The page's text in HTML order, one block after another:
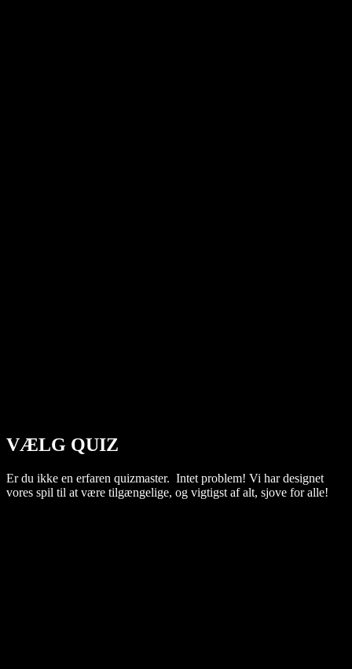
VÆLG QUIZ
Er du ikke en erfaren quizmaster. Intet problem! Vi har designet
vores spil til at være tilgængelige, og vigtigst af alt, sjove for alle!